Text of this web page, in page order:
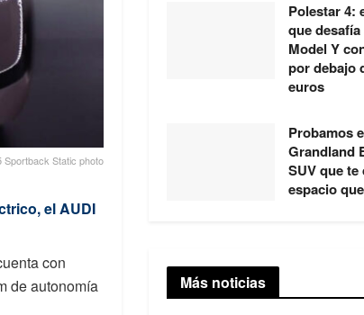
Sportback Static photo
el AUDI
con
de autonomía
Polestar 4:
que desafía
Model Y
por debajo
euros
Probamos
Grandland
SUV que te
espacio
Más noticias